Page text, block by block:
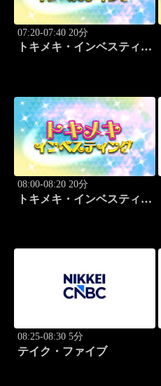
07:20-07:40 20分
トキメキ・インベスティン
08:00-08:20 20分
トキメキ・インベスティン
08:25-08:30 5分
テイク・ファイブ